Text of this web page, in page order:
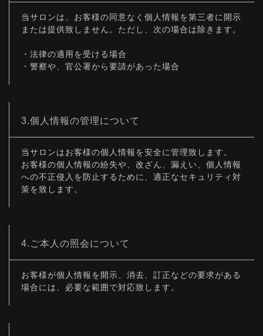
当サロンは、お客様の同意なく個人情報を第三者に開示
または提供致しません。ただし、次の場合は除きます。
・法律の適用を受ける場合
・警察や、官公署から要請があった場合
3.個人情報の管理について
当サロンはお客様の個人情報を安全に管理致します。
お客様の個人情報の紛失や、改ざん、漏えい、個人情報
への不正侵入を防止するために、適正なセキュリティ対
策を致します。
4.ご本人の照会について
お客様が個人情報を開示、消去、訂正などの要求がある
場合には、必要な範囲で対応致します。